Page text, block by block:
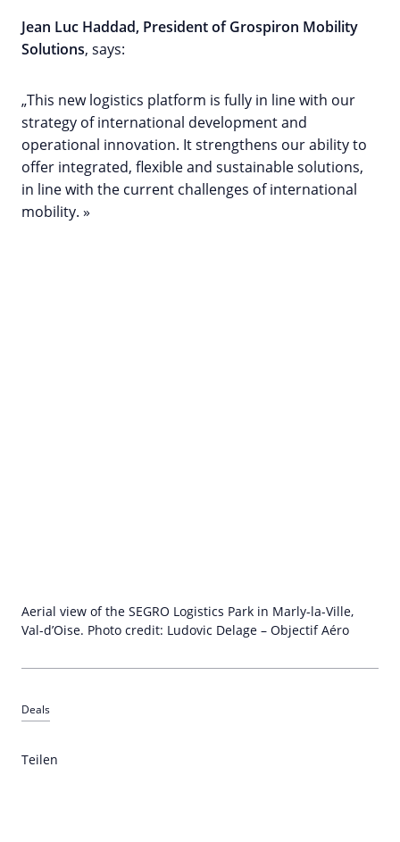
Jean Luc Haddad, President of Grospiron Mobility
Solutions, says:
„This new logistics platform is fully in line with our
strategy of international development and
operational innovation. It strengthens our ability to
offer integrated, flexible and sustainable solutions,
in line with the current challenges of international
mobility. »
Aerial view of the SEGRO Logistics Park in Marly-la-Ville,
Val-d’Oise. Photo credit: Ludovic Delage – Objectif Aéro
Deals
Teilen